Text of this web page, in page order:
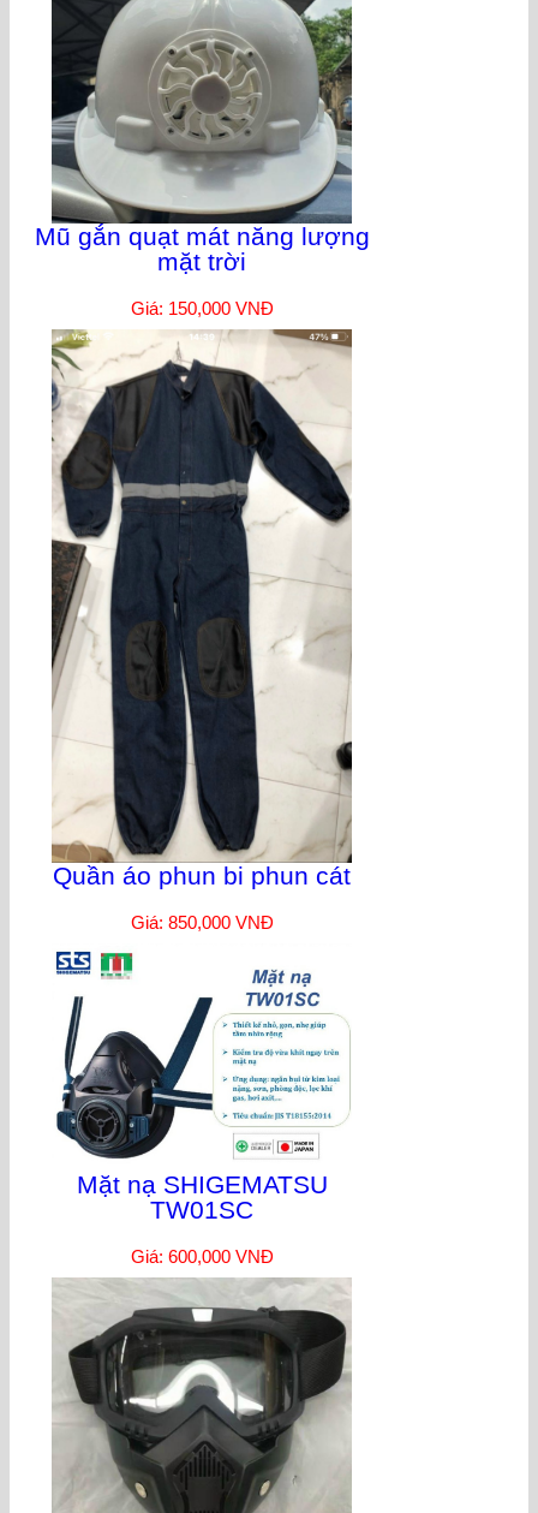
Mũ gắn quạt mát năng lượng
mặt trời
Giá: 150,000 VNĐ
Quần áo phun bi phun cát
Giá: 850,000 VNĐ
Mặt nạ SHIGEMATSU
TW01SC
Giá: 600,000 VNĐ